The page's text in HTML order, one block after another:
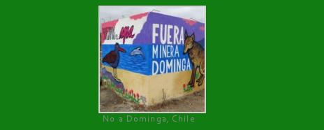
No a Dominga, Chile